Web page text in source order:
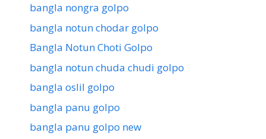
bangla nongra golpo
bangla notun chodar golpo
Bangla Notun Choti Golpo
bangla notun chuda chudi golpo
bangla oslil golpo
bangla panu golpo
bangla panu golpo new